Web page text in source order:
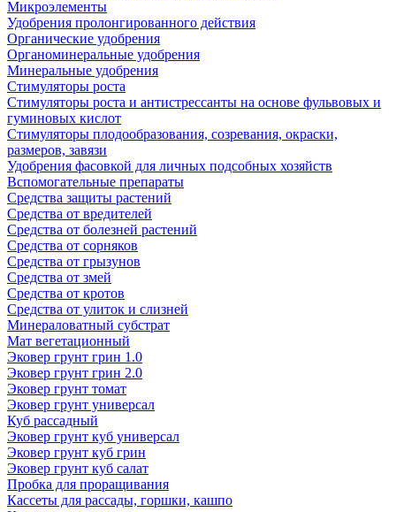
Микроэлементы
Удобрения пролонгированного действия
Органические удобрения
Органоминеральные удобрения
Минеральные удобрения
Стимуляторы роста
Стимуляторы роста и антистрессанты на основе фульвовых и
гуминовых кислот
Стимуляторы плодообразования, созревания, окраски,
размеров, завязи
Удобрения фасовкой для личных подсобных хозяйств
Вспомогательные препараты
Средства защиты растений
Средства от вредителей
Средства от болезней растений
Средства от сорняков
Средства от грызунов
Средства от змей
Средства от кротов
Средства от улиток и слизней
Минераловатный субстрат
Мат вегетационный
Эковер грунт грин 1.0
Эковер грунт грин 2.0
Эковер грунт томат
Эковер грунт универсал
Куб рассадный
Эковер грунт куб универсал
Эковер грунт куб грин
Эковер грунт куб салат
Пробка для проращивания
Кассеты для рассады, горшки, кашпо